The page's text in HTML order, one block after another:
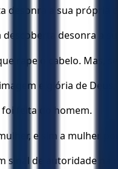
desonra a sua própria
desonra a
rape o cabelo.
e glória de
foi feita do homem.
e sim a mulher
sinal de autoridade na